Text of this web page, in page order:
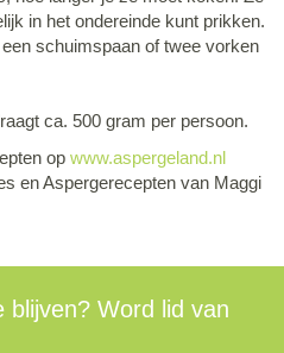
in het ondereinde kunt prikken.
schuimspaan of twee vorken
ca. 500 gram per persoon.
op www.aspergeland.nl
en Aspergerecepten van Maggi
blijven? Word lid van